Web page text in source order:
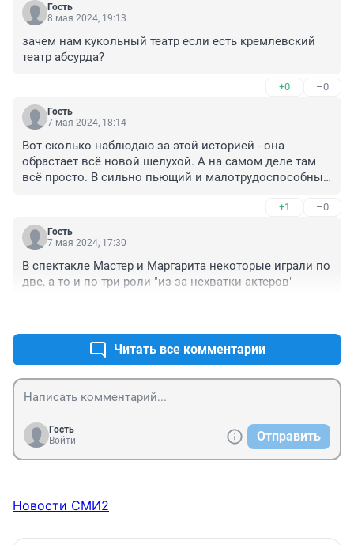
Гость
8 мая 2024, 19:13
зачем нам кукольный театр если есть кремлевский
театр абсурда?
+0 –0
Гость
7 мая 2024, 18:14
Вот сколько наблюдаю за этой историей - она
обрастает всё новой шелухой. А на самом деле там
всё просто. В сильно пьющий и малотрудоспособный
Морж. Активист. А там - болотце, где всё всех
устраивает. И пьющий и ворующий директор, и
слабейший репертуар, и забвение, торчащие изо всех
Он же заставляет шевелиться! И начинается вся эта
история. И я вангую, чем она закончится. Явныч
новому. Вот и всё. А вы тут пищите дальше))
+1 –0
Гость
7 мая 2024, 17:30
В спектакле Мастер и Маргарита некоторые играли по
две, а то и по три роли "из-за нехватки актеров"
Читать все комментарии
Гость
Войти
Отправить
Новости СМИ2